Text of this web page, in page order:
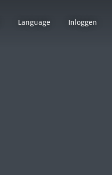
Language Inloggen